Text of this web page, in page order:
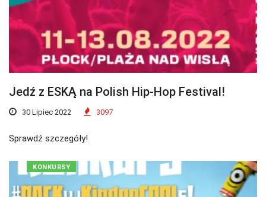
Jedź z ESKĄ na Polish Hip-Hop Festival!
30 Lipiec 2022 3097
Sprawdź szczegóły!
KONKURSY